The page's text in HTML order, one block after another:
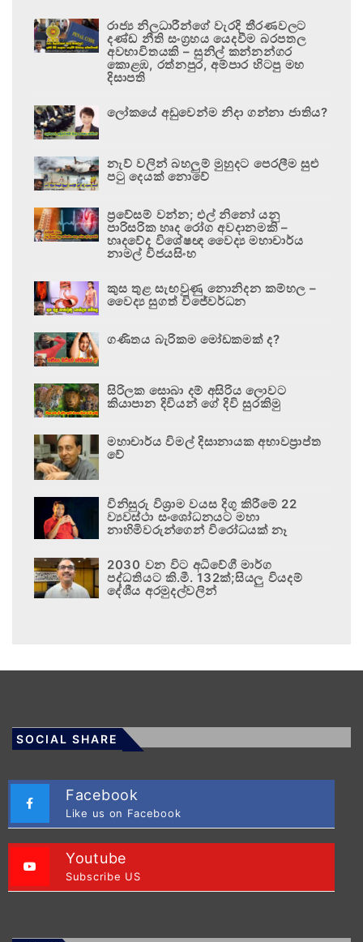
රාජ්‍ය නිලධාරීන්ගේ වැරදි තීරණවලට
දණ්ඩ නීති සංග්‍රහය යෙදවීම බරපතල
අවභාවිතයකි – සුනිල් කන්නන්ගර
කොළඹ, රත්නපුර, අම්පාර හිටපු මහ
දිසාපති
ලෝකයේ අඩුවෙන්ම නිදා ගන්නා ජාතිය?
නැව් වලින් බහලුම් මුහුදට පෙරලීම සුළු
පටු දෙයක් නොවේ
ප්‍රවේසම් වන්න; එල් නිනෝ යනු
පාරිසරික හෘද රෝග අවදානමකි –
හෘදවේද විශේෂඥ වෛද්‍ය මහාචාර්ය
නාමල් විජයසිංහ
කුස තුළ සැඟවුණු නොනිදන කම්හල –
වෛද්‍ය සුගත් විජේවර්ධන
ගණිතය බැරිකම මෝඩකමක් ද?
සිරිලක සොබා දම් අසිරිය ලොවට
කියාපාන දිවියන් ගේ දිවි සුරකිමු
මහාචාර්ය විමල් දිසානායක අභාවප්‍රාප්ත
වේ
විනිසුරු විශ්‍රාම වයස දිගු කිරීමේ 22
ව්‍යවස්ථා සංශෝධනයට මහා
නාහිමිවරුන්ගෙන් විරෝධයක් නෑ
2030 වන විට අධිවේගී මාර්ග
පද්ධතියට කි.මී. 132ක්;සියලු වියදම්
දේශීය අරමුදල්වලින්
SOCIAL SHARE
Facebook
Like us on Facebook
Youtube
Subscribe US